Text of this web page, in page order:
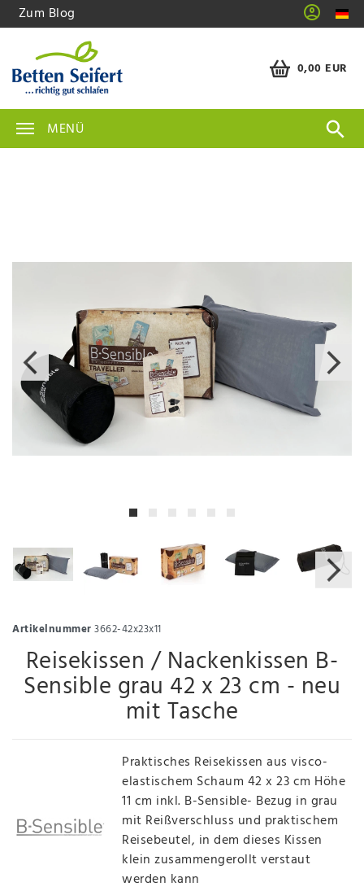
Zum Blog
0,00 EUR
MENÜ
Artikelnummer3662-42x23x11
Reisekissen / Nackenkissen B-
Sensible grau 42 x 23 cm - neu
mit Tasche
Praktisches Reisekissen aus visco-
elastischem Schaum 42 x 23 cm Höhe
11 cm inkl. B-Sensible- Bezug in grau
mit Reißverschluss und praktischem
Reisebeutel, in dem dieses Kissen
klein zusammengerollt verstaut
werden kann